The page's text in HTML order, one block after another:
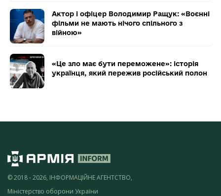
Актор і офіцер Володимир Ращук: «Воєнні
фільми не мають нічого спільного з
війною»
«Це зло має бути переможене»: історія
українця, який пережив російський полон
© 2018 - 2026, ІНФОРМАЦІЙНЕ АГЕНТСТВО,
Міністерство оборони України